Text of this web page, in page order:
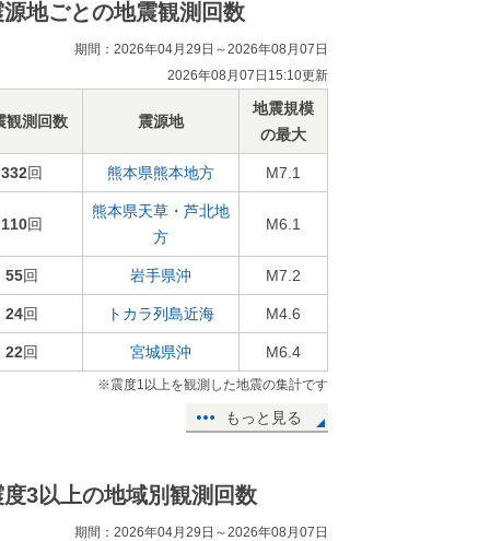
源地ごとの地震観測回数
期間：2026年04月29日～2026年08月07日
2026年08月07日15:10更新
観測回数 震源地
地震規模
の最大
332回 熊本県熊本地方 M7.1
110回
熊本県天草・芦北地
方
M6.1
55回 岩手県沖 M7.2
24回 トカラ列島近海 M4.6
22回 宮城県沖 M6.4
※震度1以上を観測した地震の集計です
もっと見る
度3以上の地域別観測回数
期間：2026年04月29日～2026年08月07日